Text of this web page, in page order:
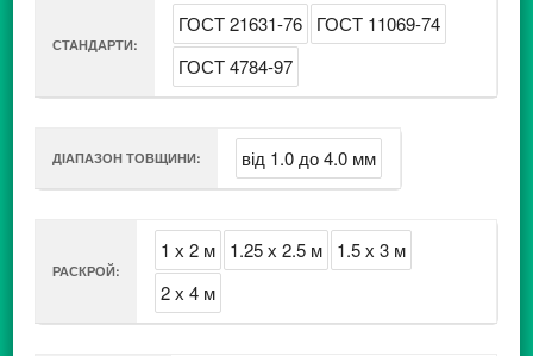
СТАНДАРТИ:
ГОСТ 21631-76
ГОСТ 11069-74
ГОСТ 4784-97
ДІАПАЗОН ТОВЩИНИ: від 1.0 до 4.0 мм
РАСКРОЙ:
1 х 2 м 1.25 х 2.5 м
1.5 х 3 м
2 х 4 м